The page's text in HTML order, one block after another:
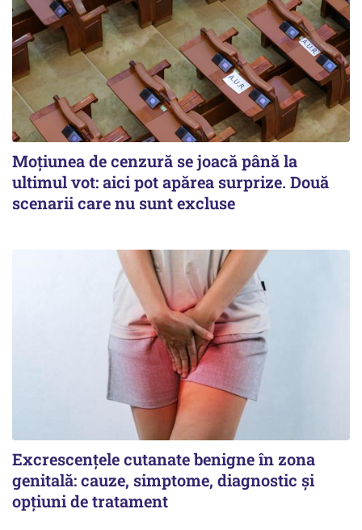
Moțiunea de cenzură se joacă până la
ultimul vot: aici pot apărea surprize. Două
scenarii care nu sunt excluse
Excrescențele cutanate benigne în zona
genitală: cauze, simptome, diagnostic și
opțiuni de tratament